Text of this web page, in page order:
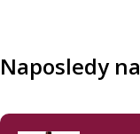
Naposledy